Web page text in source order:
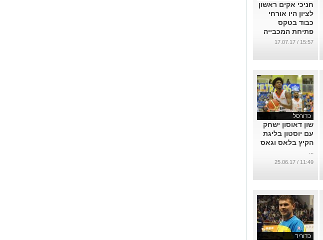
חניכי אקים ראשון
לציון היו אורחי
כבוד בטקס
פתיחת המכבייה
...
15:57 / 17.07.17
כדורסל
שון דאוסון ישחק
עם יוסטון בליגת
הקיץ בלאס וגאס
...
11:49 / 25.06.17
כדוריד